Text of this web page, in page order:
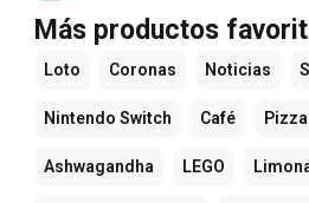
Más productos
Loto Coronas Noticias
Nintendo Switch Café Pizza
Ashwagandha LEGO